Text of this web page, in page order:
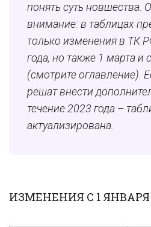
понять суть новшества.
внимание: в таблицах
только изменения в ТК
года, но также 1 марта и
(смотрите оглавление).
решат внести
течение 2023 года –
актуализирована.
ИЗМЕНЕНИЯ С 1 ЯНВАРЯ